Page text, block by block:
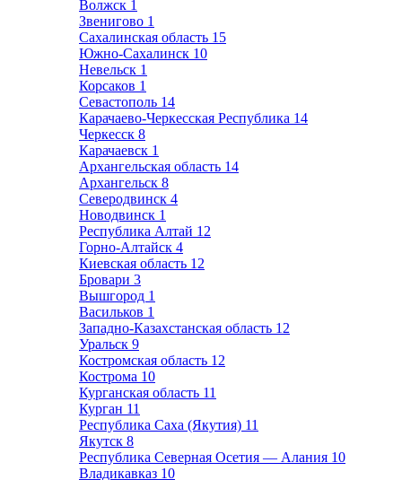
Волжск 1
Звенигово 1
Сахалинская область 15
Южно-Сахалинск 10
Невельск 1
Корсаков 1
Севастополь 14
Карачаево-Черкесская Республика 14
Черкесск 8
Карачаевск 1
Архангельская область 14
Архангельск 8
Северодвинск 4
Новодвинск 1
Республика Алтай 12
Горно-Алтайск 4
Киевская область 12
Бровари 3
Вышгород 1
Васильков 1
Западно-Казахстанская область 12
Уральск 9
Костромская область 12
Кострома 10
Курганская область 11
Курган 11
Республика Саха (Якутия) 11
Якутск 8
Республика Северная Осетия — Алания 10
Владикавказ 10